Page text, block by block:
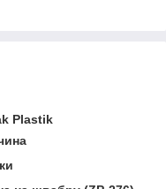
Plastik